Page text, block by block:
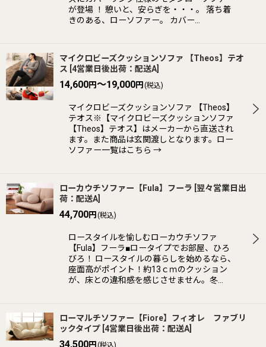
が登場 ！ 憩いと、安らぎを・・・。 落ち着
きのある、ローソファー。 カバー…
マイクロビーズクッションソファ 【Theos】テオ
ス 4営業日後出荷：配送A
14,600円～19,000円 (税込)
マイクロビーズクッションソファ 【Theos】
テオス※【マイクロビーズクッションソファ
【Theos】テオス】はメーカーから直送され
ます。また商品は玄関渡しとなります。ロー
ソファー一覧はこちら →
ローカウチソファー【Fula】フーラ 翌々営業日出
荷：配送A
44,700円 (税込)
ロースタイルを愉しむローカウチソファ
【Fula】フーラ■ロータイプでお部屋、ひろ
びろ！ ロースタイルの暮らしを始めるなら、
座面高がポイント！約13ｃｍのクッション
が、床との違和感を感じさせません。冬…
ローマルチソファー【Fiore】フィオレ ファブリ
ックタイプ 4営業日後出荷：配送A
34,500円 (税込)